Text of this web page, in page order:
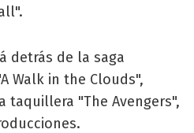
detrás de la saga
Walk in the Clouds",
taquillera "The Avengers",